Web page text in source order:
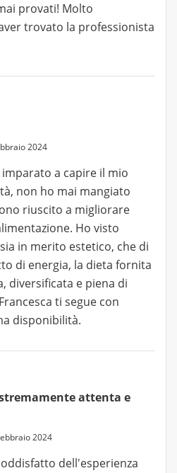
provati! Molto
trovato la professionista
2024
imparato a capire il mio
non ho mai mangiato
riuscito a migliorare
Ho visto
in merito estetico, che di
di energia, la dieta fornita
diversificata e piena di
ti segue con
disponibilità.
attenta e
2024
dell'esperienza